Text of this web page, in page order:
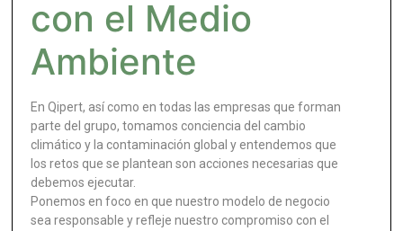
con el Medio
Ambiente
En Qipert, así como en todas las empresas que forman
parte del grupo, tomamos conciencia del cambio
climático y la contaminación global y entendemos que
los retos que se plantean son acciones necesarias que
debemos ejecutar.
Ponemos en foco en que nuestro modelo de negocio
sea responsable y refleje nuestro compromiso con el